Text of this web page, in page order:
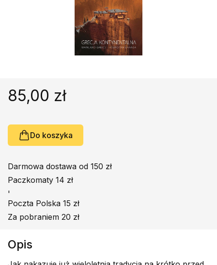
Książki obcojęzyczne
Poradniki, leksykony...
Inne
Podręczniki szkolne
Promocja
85,00 zł
Do koszyka
Darmowa dostawa od 150 zł
Paczkomaty 14 zł
'
Poczta Polska 15 zł
Za pobraniem 20 zł
Opis